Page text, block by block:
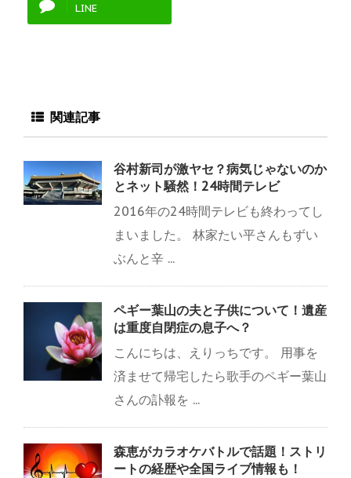
LINE
関連記事
谷村新司が激ヤセ？病気じゃないのか
とネット騒然！24時間テレビ
2016年の24時間テレビも終わってし
まいました。 林家たい平さんもずい
ぶんと辛 ...
ペギー葉山の夫と子供について！遺産
は重度自閉症の息子へ？
こんにちは、えりっちです。 用事を
済ませて帰宅したら歌手のペギー葉山
さんの訃報を ...
森恵がカラオケバトルで話題！ストリ
ートの経歴や全国ライブ情報も！